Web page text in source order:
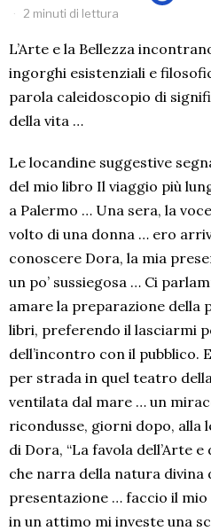
2 minuti di lettura
L’Arte e la Bellezza
ingorghi esistenziali e
parola caleidoscopio di
della vita …
Le locandine suggestive
del mio libro Il viaggio più
a Palermo … Una sera, la
volto di una donna … ero
conoscere Dora, la mia
un po’ sussiegosa … Ci
amare la preparazione della
libri, preferendo il lasciarmi
dell’incontro con il pubblico.
per strada in quel teatro
ventilata dal mare … un
ricondusse, giorni dopo, alla
di Dora, “La favola dell’Arte e
che narra della natura divina
presentazione … faccio il
in un attimo mi investe una